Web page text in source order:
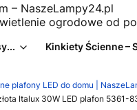
– NaszeLampy24.pl
ogrodowe od
Kinkiety Ścienne –
plafony LED do domu |
Italux 30W LED plafon 5361-